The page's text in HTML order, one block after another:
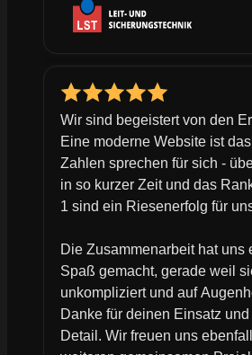
Wir sind begeistert von den
Eine moderne Website ist
Zahlen sprechen für sich -
in so kurzer Zeit und das
1 sind ein Riesenerfolg für
Die Zusammenarbeit hat uns
Spaß gemacht, gerade weil
unkompliziert und auf
Danke für deinen Einsatz
Detail. Wir freuen uns